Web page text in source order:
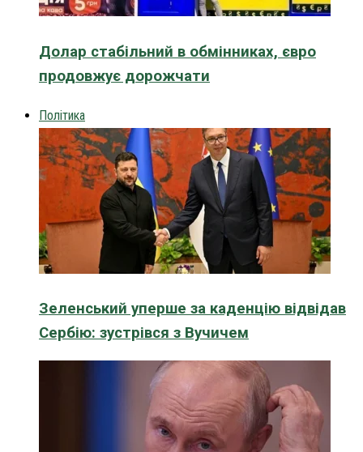
Долар стабільний в обмінниках, євро
продовжує дорожчати
Політика
Зеленський уперше за каденцію відвідав
Сербію: зустрівся з Вучичем